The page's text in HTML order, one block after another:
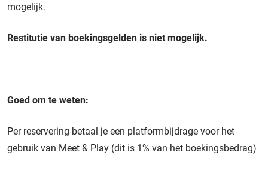
mogelijk.
Restitutie van boekingsgelden is niet mogelijk.
Goed om te weten:
Per reservering betaal je een platformbijdrage voor het
gebruik van Meet & Play (dit is 1% van het boekingsbedrag)